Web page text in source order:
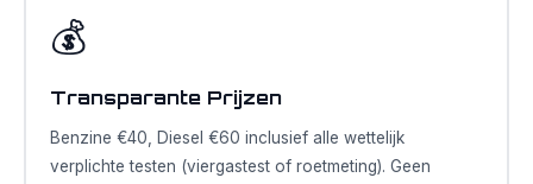
💰
Transparante Prijzen
Benzine €40, Diesel €60 inclusief alle wettelijk
verplichte testen (viergastest of roetmeting). Geen